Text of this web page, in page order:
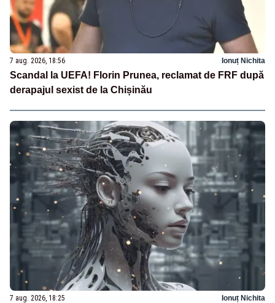
7 aug. 2026, 18:56 Ionuț Nichita
Scandal la UEFA! Florin Prunea, reclamat de FRF după
derapajul sexist de la Chișinău
7 aug. 2026, 18:25 Ionuț Nichita